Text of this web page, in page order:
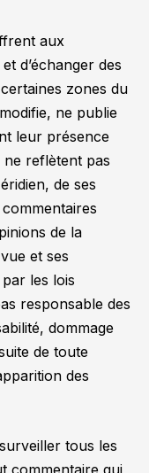
aux
d’échanger des
zones du
ne publie
leur présence
ne reflètent pas
de ses
de la
et ses
les lois
responsable des
dommage
de toute
des
tous les
commentaire qui